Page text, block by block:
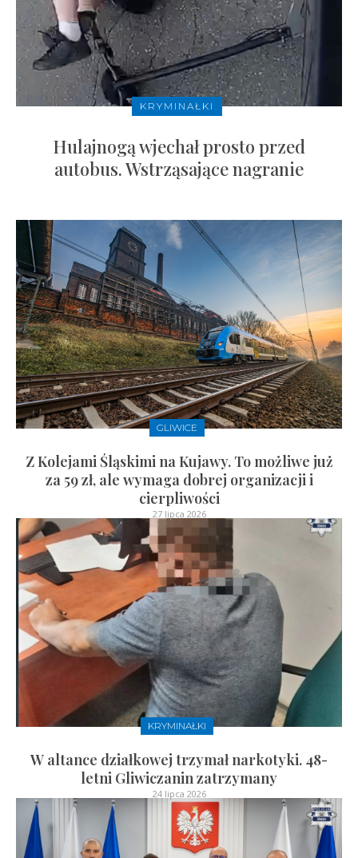
KRYMINAŁKI
Hulajnogą wjechał prosto przed
autobus. Wstrząsające nagranie
GLIWICE
Z Kolejami Śląskimi na Kujawy. To możliwe już
za 59 zł, ale wymaga dobrej organizacji i
cierpliwości
27 lipca 2026
KRYMINAŁKI
W altance działkowej trzymał narkotyki. 48-
letni Gliwiczanin zatrzymany
24 lipca 2026